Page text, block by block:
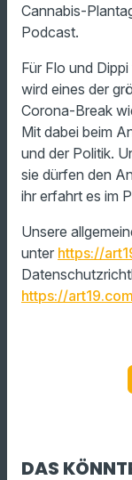
Cannabis-
Podcast.
Für Flo und
wird eines der
Corona-Break
Mit dabei beim
und der Politik.
sie dürfen den
ihr erfahrt es im
Unsere
unter https://
https://
DAS